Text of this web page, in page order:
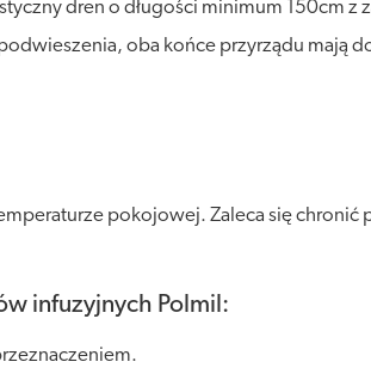
dren o długości minimum 150cm z
oba końce przyrządu mają
pokojowej. Zaleca się chronić
infuzyjnych Polmil: